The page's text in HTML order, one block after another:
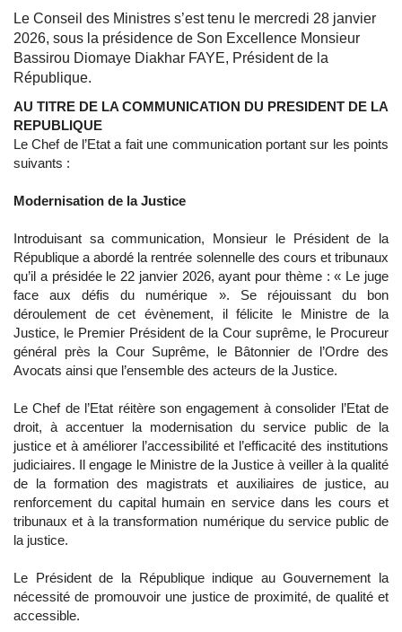
Le Conseil des Ministres s’est tenu le mercredi 28 janvier
2026, sous la présidence de Son Excellence Monsieur
Bassirou Diomaye Diakhar FAYE, Président de la
République.
AU TITRE DE LA COMMUNICATION DU PRESIDENT DE LA
REPUBLIQUE
Le Chef de l’Etat a fait une communication portant sur les points
suivants :
Modernisation de la Justice
Introduisant sa communication, Monsieur le Président de la
République a abordé la rentrée solennelle des cours et tribunaux
qu’il a présidée le 22 janvier 2026, ayant pour thème : « Le juge
face aux défis du numérique ». Se réjouissant du bon
déroulement de cet évènement, il félicite le Ministre de la
Justice, le Premier Président de la Cour suprême, le Procureur
général près la Cour Suprême, le Bâtonnier de l’Ordre des
Avocats ainsi que l’ensemble des acteurs de la Justice.
Le Chef de l’Etat réitère son engagement à consolider l’Etat de
droit, à accentuer la modernisation du service public de la
justice et à améliorer l’accessibilité et l’efficacité des institutions
judiciaires. Il engage le Ministre de la Justice à veiller à la qualité
de la formation des magistrats et auxiliaires de justice, au
renforcement du capital humain en service dans les cours et
tribunaux et à la transformation numérique du service public de
la justice.
Le Président de la République indique au Gouvernement la
nécessité de promouvoir une justice de proximité, de qualité et
accessible.